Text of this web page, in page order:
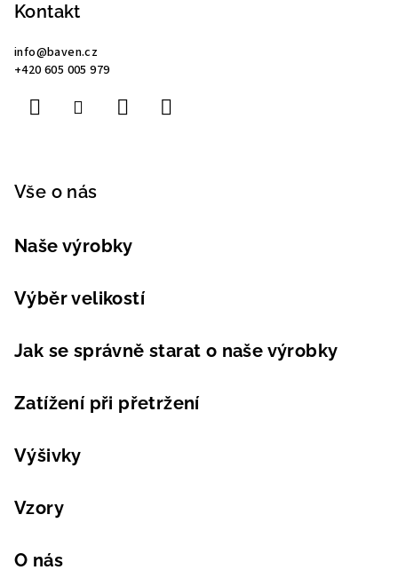
Kontakt
info@baven.cz
+420 605 005 979
Vše o nás
Naše výrobky
Výběr velikostí
Jak se správně starat o naše výrobky
Zatížení při přetržení
Výšivky
Vzory
O nás